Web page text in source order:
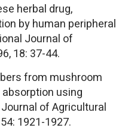
herbal drug,
by human peripheral
Journal of
18: 37-44.
from mushroom
using
of Agricultural
1921-1927.